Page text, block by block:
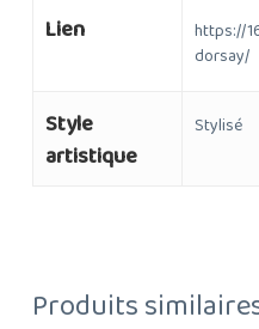
Lien
https://
dorsay/
Style
artistique
Stylisé
Produits